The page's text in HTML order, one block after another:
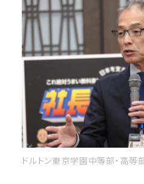
ドルトン東京学園中等部・高